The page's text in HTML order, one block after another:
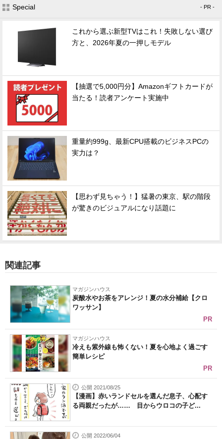
Special - PR -
これから選ぶ新型TVはこれ！失敗しない選び
方と、2026年夏の一押しモデル
【抽選で5,000円分】Amazonギフトカードが
当たる！読者アンケート実施中
重量約999g、最新CPU搭載のビジネスPCの
実力は？
【思わず見ちゃう！】猛暑の東京、駅の階段
が驚きのビジュアルになり話題に
関連記事
マガジンハウス
炭酸水やお茶をアレンジ！夏の水分補給【クロ
ワッサン】
PR
マガジンハウス
冷えも紫外線も怖くない！夏を心地よく過ごす
簡単レシピ
PR
公開 2021/08/25
【漫画】赤いランドセルを選んだ息子、心配す
る両親だったが…… 目からウロコの子ど...
公開 2022/06/04